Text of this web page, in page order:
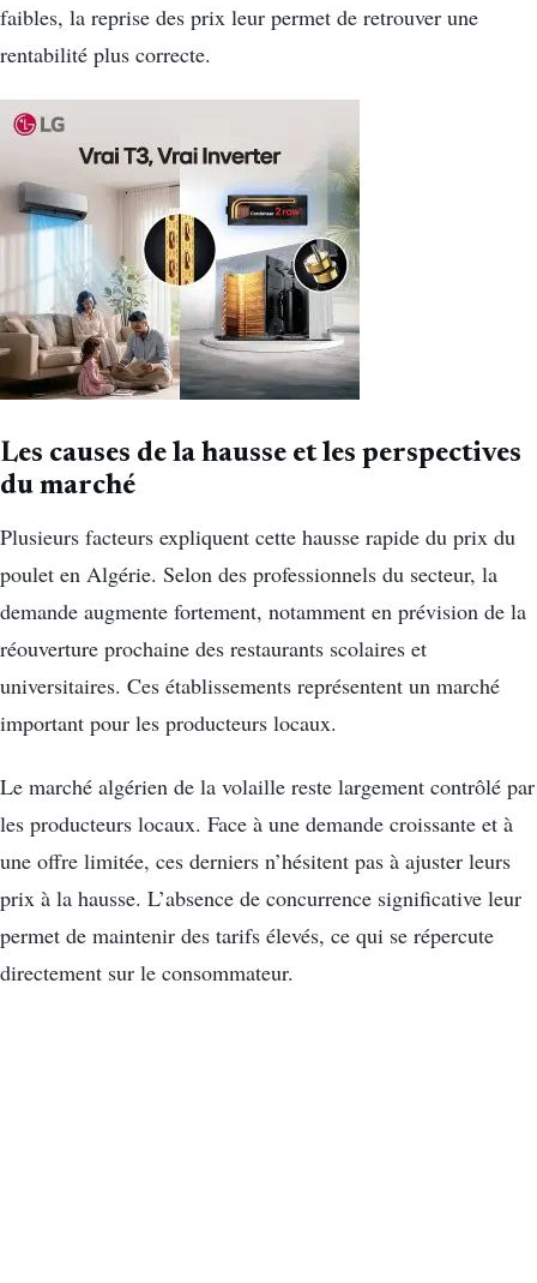
faibles, la reprise des prix leur permet de retrouver une
rentabilité plus correcte.
Les causes de la hausse et les perspectives
du marché
Plusieurs facteurs expliquent cette hausse rapide du prix du
poulet en Algérie. Selon des professionnels du secteur, la
demande augmente fortement, notamment en prévision de la
réouverture prochaine des restaurants scolaires et
universitaires. Ces établissements représentent un marché
important pour les producteurs locaux.
Le marché algérien de la volaille reste largement contrôlé par
les producteurs locaux. Face à une demande croissante et à
une offre limitée, ces derniers n’hésitent pas à ajuster leurs
prix à la hausse. L’absence de concurrence significative leur
permet de maintenir des tarifs élevés, ce qui se répercute
directement sur le consommateur.